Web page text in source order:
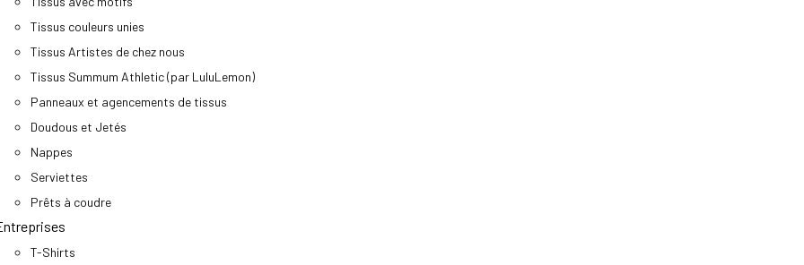
Tissus couleurs unies
Tissus Artistes de chez nous
Tissus Summum Athletic (par LuluLemon)
Panneaux et agencements de tissus
Doudous et Jetés
Nappes
Serviettes
Prêts à coudre
T-Shirts